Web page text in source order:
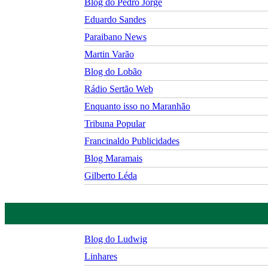
Blog do Pedro Jorge
Eduardo Sandes
Paraibano News
Martin Varão
Blog do Lobão
Rádio Sertão Web
Enquanto isso no Maranhão
Tribuna Popular
Francinaldo Publicidades
Blog Maramais
Gilberto Léda
Blog do Ludwig
Linhares